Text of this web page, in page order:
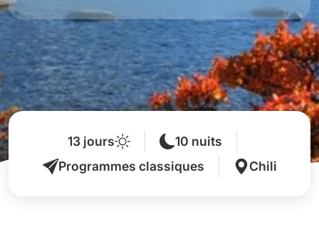
13 jours
10 nuits
Programmes classiques
Chili